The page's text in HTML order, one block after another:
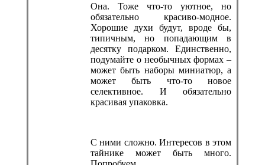
Она. Тоже что-то уютное, но
обязательно красиво-модное.
Хорошие духи будут, вроде бы,
типичным, но попадающим в
десятку подарком. Единственно,
подумайте о необычных формах –
может быть наборы миниатюр, а
может быть что-то новое
селективное. И обязательно
красивая упаковка.
С ними сложно. Интересов в этом
тайнике может быть много.